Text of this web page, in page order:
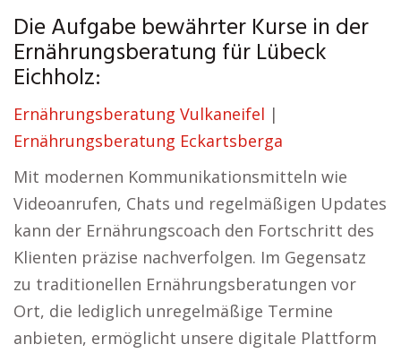
Die Aufgabe bewährter Kurse in der
Ernährungsberatung für Lübeck
Eichholz:
Ernährungsberatung Vulkaneifel |
Ernährungsberatung Eckartsberga
Mit modernen Kommunikationsmitteln wie
Videoanrufen, Chats und regelmäßigen Updates
kann der Ernährungscoach den Fortschritt des
Klienten präzise nachverfolgen. Im Gegensatz
zu traditionellen Ernährungsberatungen vor
Ort, die lediglich unregelmäßige Termine
anbieten, ermöglicht unsere digitale Plattform